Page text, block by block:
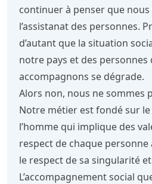
continuer à penser que
l’assistanat des personnes.
d’autant que la situation
notre pays et des personnes
accompagnons se dégrade.
Alors non, nous ne sommes
Notre métier est fondé sur
l’homme qui implique des
respect de chaque personne
le respect de sa singularité
L’accompagnement social